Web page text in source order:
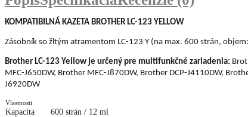
KOMPATIBILNÁ KAZETA BROTHER LC-123 YELLOW
Zásobník so žltým atramentom LC-123 Y (na max. 600 strán,
Brother LC-123 Yellow je určený pre multifunkčné zariadenia:
MFC-J650DW, Brother MFC-J870DW, Brother DCP-J4110DW,
J6920DW
Vlastnosti
Kapacita
600 strán / 12 ml